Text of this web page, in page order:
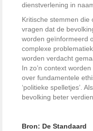
dienstverlening in
Kritische stemmen die
vragen dat de
worden geïnformeerd
complexe
worden verdacht
In zo’n context
over fundamentele
‘politieke spelletjes’.
bevolking beter
Bron: De Standaard